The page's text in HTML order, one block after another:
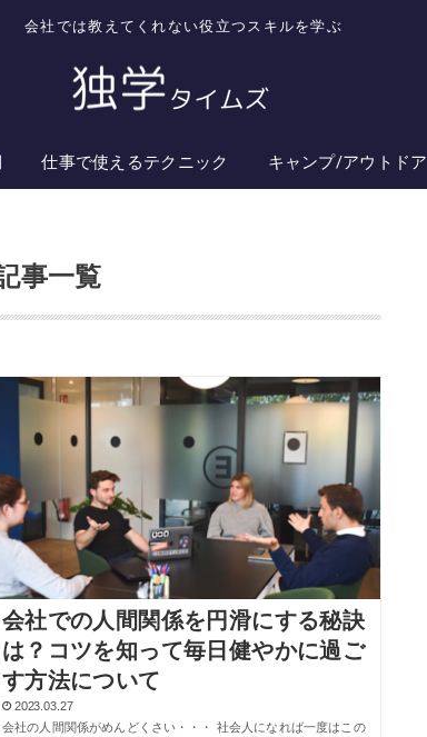
会社では教えてくれない役立つスキルを学ぶ
仕事で使えるテクニック キャンプ/アウトドア
会社での人間関係を円滑にする秘訣
は？コツを知って毎日健やかに過ご
す方法について
2023.03.27
会社の人間関係がめんどくさい・・・ 社会人になれば一度はこの